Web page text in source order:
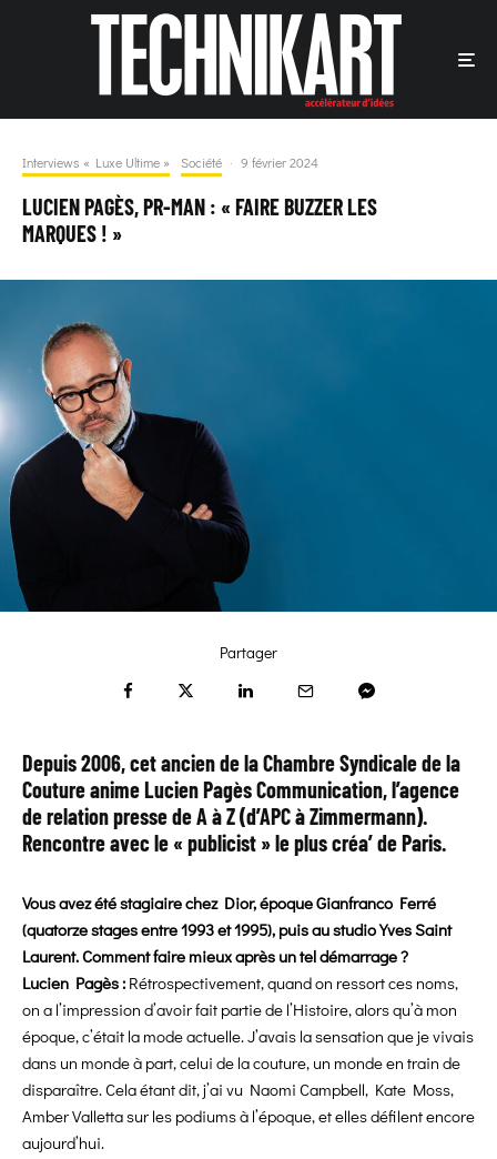
Interviews « Luxe Ultime » Société · 9 février 2024
LUCIEN PAGÈS, PR-MAN : « FAIRE BUZZER LES
MARQUES ! »
Partager
Depuis 2006, cet ancien de la Chambre Syndicale de la
Couture anime Lucien Pagès Communication, l’agence
de relation presse de A à Z (d’APC à Zimmermann).
Rencontre avec le « publicist » le plus créa’ de Paris.
Vous avez été stagiaire chez Dior, époque Gianfranco Ferré
(quatorze stages entre 1993 et 1995), puis au studio Yves Saint
Laurent. Comment faire mieux après un tel démarrage ?
Lucien Pagès : Rétrospectivement, quand on ressort ces noms,
on a l’impression d’avoir fait partie de l’Histoire,alors qu’à mon
époque, c’était la mode actuelle. J’avais la sensation que je vivais
dans un monde à part, celui de la couture, un monde en train de
disparaître. Cela étant dit, j’ai vu Naomi Campbell, Kate Moss,
Amber Valletta sur les podiums à l’époque, et elles défilent encore
aujourd’hui.